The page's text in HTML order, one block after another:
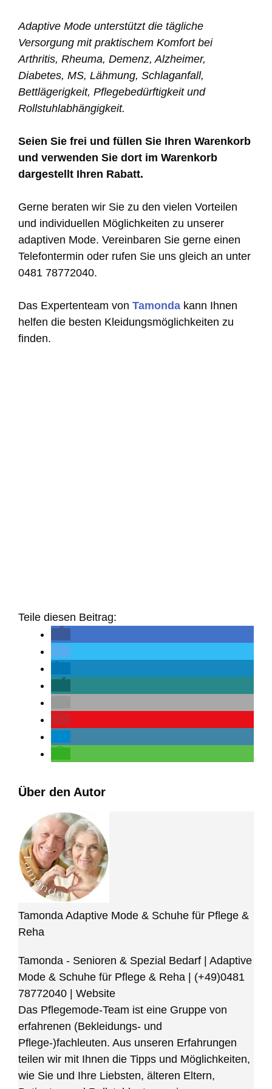
Adaptive Mode unterstützt die tägliche
Versorgung mit praktischem Komfort bei
Arthritis, Rheuma, Demenz, Alzheimer,
Diabetes, MS, Lähmung, Schlaganfall,
Bettlägerigkeit, Pflegebedürftigkeit und
Rollstuhlabhängigkeit.
Seien Sie frei und füllen Sie Ihren Warenkorb
und verwenden Sie dort im Warenkorb
dargestellt Ihren Rabatt.
Gerne beraten wir Sie zu den vielen Vorteilen
und individuellen Möglichkeiten zu unserer
adaptiven Mode. Vereinbaren Sie gerne einen
Telefontermin oder rufen Sie uns gleich an unter
0481 78772040.
Das Expertenteam von Tamonda kann Ihnen
helfen die besten Kleidungsmöglichkeiten zu
finden.
Teile diesen Beitrag:
Über den Autor
Tamonda Adaptive Mode & Schuhe für Pflege &
Reha
Tamonda - Senioren & Spezial Bedarf | Adaptive
Mode & Schuhe für Pflege & Reha | (+49)0481
78772040 | Website
Das Pflegemode-Team ist eine Gruppe von
erfahrenen (Bekleidungs- und
Pflege-)fachleuten. Aus unseren Erfahrungen
teilen wir mit Ihnen die Tipps und Möglichkeiten,
wie Sie und Ihre Liebsten, älteren Eltern,